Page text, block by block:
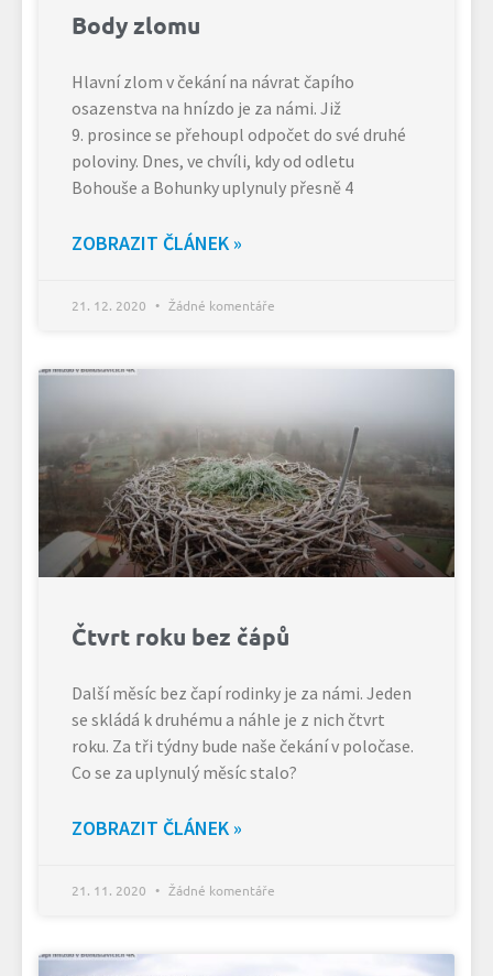
Body zlomu
Hlavní zlom v čekání na návrat čapího
osazenstva na hnízdo je za námi. Již
9. prosince se přehoupl odpočet do své druhé
poloviny. Dnes, ve chvíli, kdy od odletu
Bohouše a Bohunky uplynuly přesně 4
ZOBRAZIT ČLÁNEK »
21. 12. 2020 Žádné komentáře
Čtvrt roku bez čápů
Další měsíc bez čapí rodinky je za námi. Jeden
se skládá k druhému a náhle je z nich čtvrt
roku. Za tři týdny bude naše čekání v poločase.
Co se za uplynulý měsíc stalo?
ZOBRAZIT ČLÁNEK »
21. 11. 2020 Žádné komentáře